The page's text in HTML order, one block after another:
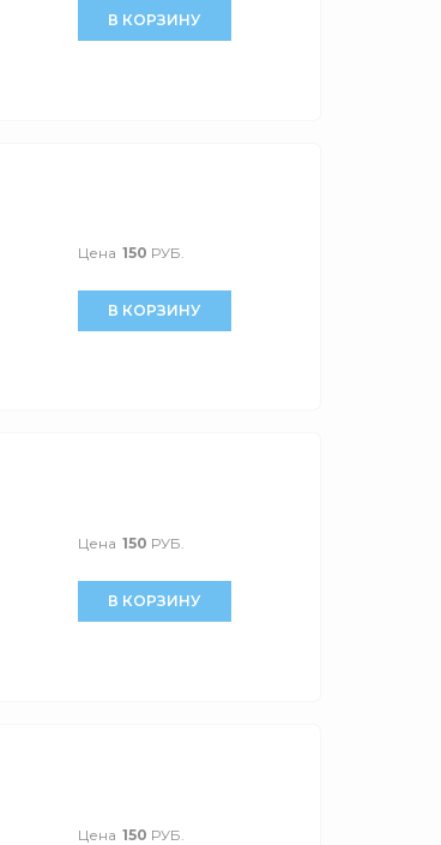
В КОРЗИНУ
Цена 150 РУБ.
В КОРЗИНУ
Цена 150 РУБ.
В КОРЗИНУ
Цена 150 РУБ.